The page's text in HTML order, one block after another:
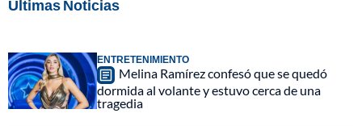
Últimas Noticias
ENTRETENIMIENTO
Melina Ramírez confesó que se quedó
dormida al volante y estuvo cerca de una
tragedia